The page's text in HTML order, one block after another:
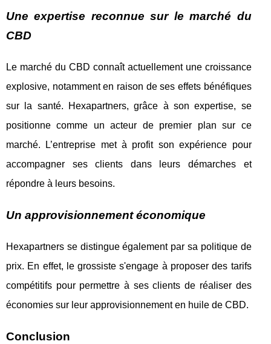
Une expertise reconnue sur le marché du
CBD
Le marché du CBD connaît actuellement une croissance
explosive, notamment en raison de ses effets bénéfiques
sur la santé. Hexapartners, grâce à son expertise, se
positionne comme un acteur de premier plan sur ce
marché. L’entreprise met à profit son expérience pour
accompagner ses clients dans leurs démarches et
répondre à leurs besoins.
Un approvisionnement économique
Hexapartners se distingue également par sa politique de
prix. En effet, le grossiste s'engage à proposer des tarifs
compétitifs pour permettre à ses clients de réaliser des
économies sur leur approvisionnement en huile de CBD.
Conclusion